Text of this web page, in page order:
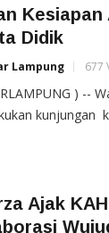
Kesiapan
Didik
Lampung 677
) --
kunjungan
Ajak